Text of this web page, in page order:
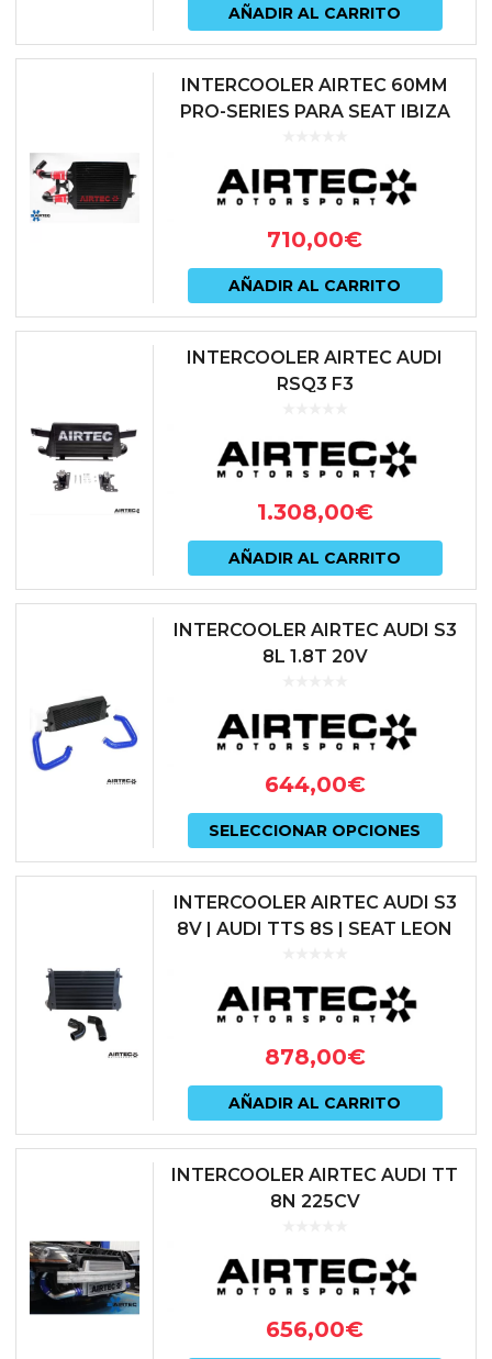
AÑADIR AL CARRITO
INTERCOOLER AIRTEC 60MM
PRO-SERIES PARA SEAT IBIZA
710,00€
AÑADIR AL CARRITO
INTERCOOLER AIRTEC AUDI
RSQ3 F3
1.308,00€
AÑADIR AL CARRITO
INTERCOOLER AIRTEC AUDI S3
8L 1.8T 20V
644,00€
SELECCIONAR OPCIONES
Este
tiene
elegir
en
INTERCOOLER AIRTEC AUDI S3
8V | AUDI TTS 8S | SEAT LEON
vRS | VOLKSWAGEN GOLF 7 G...
878,00€
AÑADIR AL CARRITO
INTERCOOLER AIRTEC AUDI TT
8N 225CV
656,00€